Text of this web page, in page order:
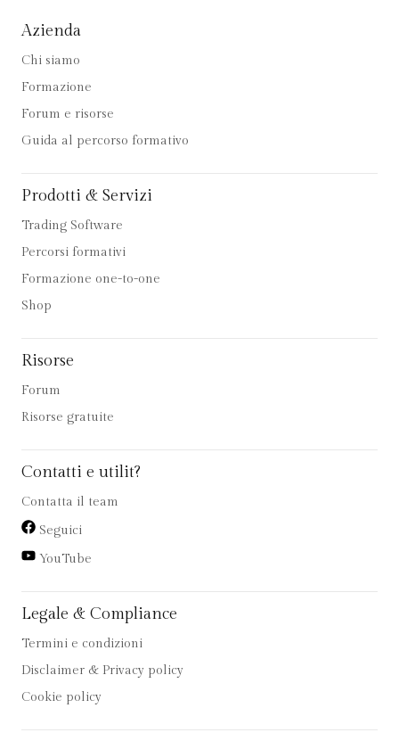
Azienda
Chi siamo
Formazione
Forum e risorse
Guida al percorso formativo
Prodotti & Servizi
Trading Software
Percorsi formativi
Formazione one-to-one
Shop
Risorse
Forum
Risorse gratuite
Contatti e utilit?
Contatta il team
Seguici
YouTube
Legale & Compliance
Termini e condizioni
Disclaimer & Privacy policy
Cookie policy